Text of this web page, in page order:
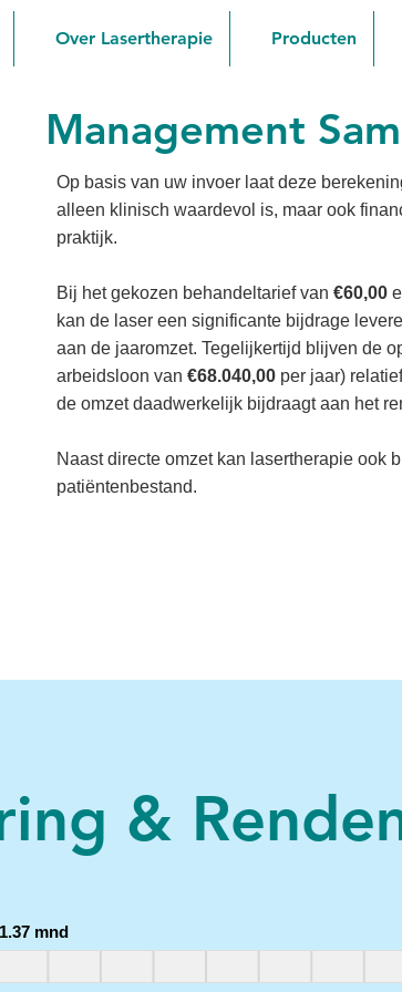
Over Lasertherapie Producten
Management
Op basis van uw invoer laat deze
alleen klinisch waardevol is, maar ook
praktijk.
Bij het gekozen behandeltarief van€60,00
kan de laser een significante bijdrage
aan de jaaromzet. Tegelijkertijd blijven de
arbeidsloon van€68.040,00 per jaar)
de omzet daadwerkelijk bijdraagt aan het
Naast directe omzet kan lasertherapie ook
patiëntenbestand.
&
1.37 mnd